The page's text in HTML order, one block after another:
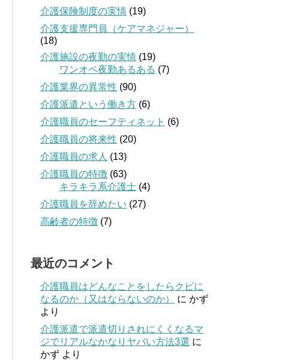
介護保険制度の実情 (19)
介護支援専門員（ケアマネジャー）
(18)
介護施設の夜勤の実情 (19)
ワンオペ夜勤あるある (7)
介護業界の異常性 (90)
介護派遣という働き方 (6)
介護職員のセーフティネット (6)
介護職員の将来性 (20)
介護職員の求人 (13)
介護職員の特徴 (63)
キラキラ系介護士 (4)
介護職員を辞めたい (27)
高齢者の特徴 (7)
最近のコメント
介護職員はどんなことをしたらクビに
なるのか（又はならないのか）
に かず
より
介護派遣で派遣切りされにくくなるマ
ジでリアルなかなりヤバい方法3選 に
かず より